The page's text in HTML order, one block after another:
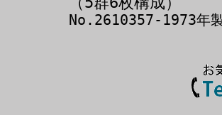
No.2610357-1973年